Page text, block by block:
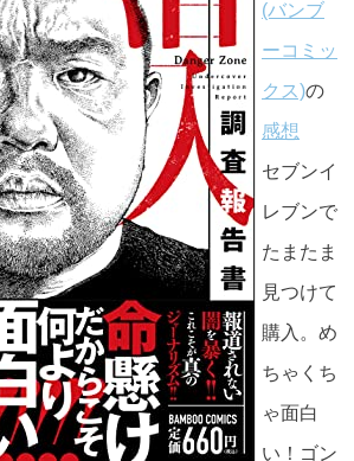
(バンブ
ーコミッ
クス)の
感想
セブンイ
レブンで
たまたま
見つけて
購入。め
ちゃくち
ゃ面白
い！ゴン